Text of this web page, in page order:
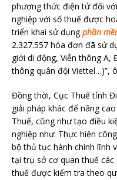
phương thức điện tử đối
nghiệp với số thuế được
triển khai sử dụngphần
2.327.557 hóa đơn đã sử
giới di động, Viễn thông A,
thông quân đội Viettel…)”,
Đồng thời, Cục Thuế tỉnh
giải pháp khác để nâng
Thuế, cũng như tạo điều
nghiệp như: Thực hiện
bộ thủ tục hành chính lĩnh
tại trụ sở cơ quan thuế
thuế được kiểm tra theo